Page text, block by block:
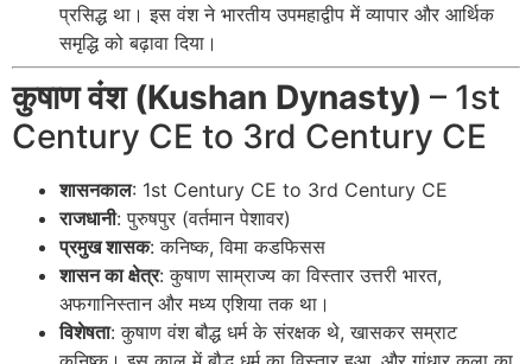
प्रसिद्ध था। इस वंश ने भारतीय उपमहाद्वीप में व्यापार और आर्थिक
समृद्धि को बढ़ावा दिया।
कुषाण वंश (Kushan Dynasty) – 1st
Century CE to 3rd Century CE
शासनकाल: 1st Century CE to 3rd Century CE
राजधानी: पुरुषपुर (वर्तमान पेशावर)
प्रमुख शासक: कनिष्क, विमा कडफिसस
शासन का क्षेत्र: कुषाण साम्राज्य का विस्तार उत्तरी भारत,
अफगानिस्तान और मध्य एशिया तक था।
विशेषता: कुषाण वंश बौद्ध धर्म के संरक्षक थे, खासकर सम्राट